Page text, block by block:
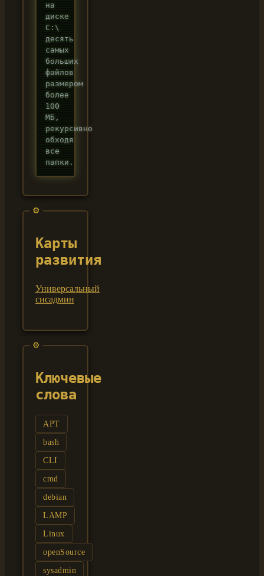
на
диске
C:\
десять
самых
больших
файлов
размером
более
100
МБ,
рекурсивно
обходя
все
папки.
Карты
развития
Универсальный
сисадмин
Ключевые
слова
APT
bash
CLI
cmd
debian
LAMP
Linux
openSource
sysadmin